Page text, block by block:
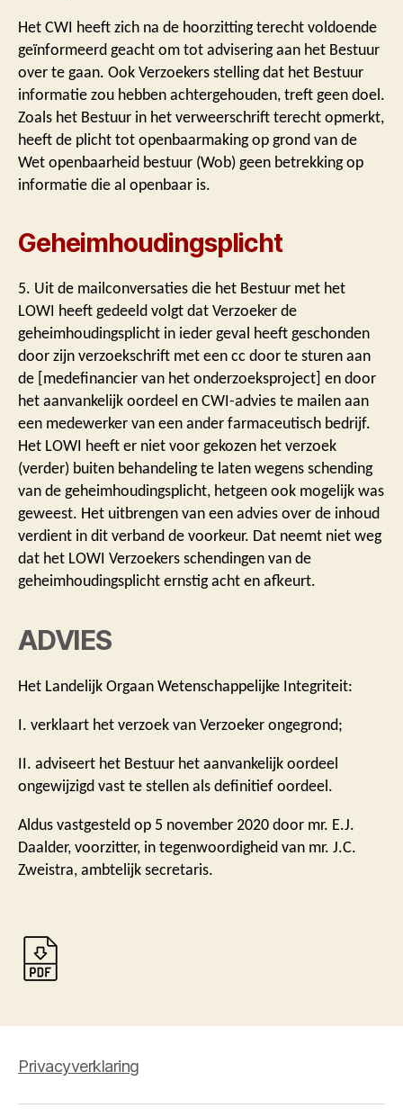
Het CWI heeft zich na de hoorzitting terecht voldoende
geïnformeerd geacht om tot advisering aan het Bestuur
over te gaan. Ook Verzoekers stelling dat het Bestuur
informatie zou hebben achtergehouden, treft geen doel.
Zoals het Bestuur in het verweerschrift terecht opmerkt,
heeft de plicht tot openbaarmaking op grond van de
Wet openbaarheid bestuur (Wob) geen betrekking op
informatie die al openbaar is.
Geheimhoudingsplicht
5. Uit de mailconversaties die het Bestuur met het
LOWI heeft gedeeld volgt dat Verzoeker de
geheimhoudingsplicht in ieder geval heeft geschonden
door zijn verzoekschrift met een cc door te sturen aan
de [medefinancier van het onderzoeksproject] en door
het aanvankelijk oordeel en CWI-advies te mailen aan
een medewerker van een ander farmaceutisch bedrijf.
Het LOWI heeft er niet voor gekozen het verzoek
(verder) buiten behandeling te laten wegens schending
van de geheimhoudingsplicht, hetgeen ook mogelijk was
geweest. Het uitbrengen van een advies over de inhoud
verdient in dit verband de voorkeur. Dat neemt niet weg
dat het LOWI Verzoekers schendingen van de
geheimhoudingsplicht ernstig acht en afkeurt.
ADVIES
Het Landelijk Orgaan Wetenschappelijke Integriteit:
I. verklaart het verzoek van Verzoeker ongegrond;
II. adviseert het Bestuur het aanvankelijk oordeel
ongewijzigd vast te stellen als definitief oordeel.
Aldus vastgesteld op 5 november 2020 door mr. E.J.
Daalder, voorzitter, in tegenwoordigheid van mr. J.C.
Zweistra, ambtelijk secretaris.
Privacyverklaring